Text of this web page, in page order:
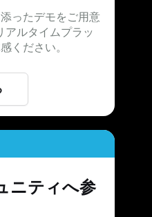
ったデモをご用意
ルタイムプラッ
ください。
ニティへ参